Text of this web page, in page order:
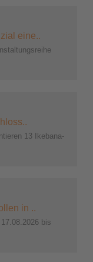
eine..
13 Ikebana-
in ..
bis